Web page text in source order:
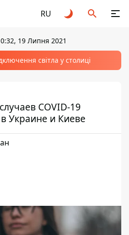
RU
19 Липня 2021
світла у столиці
COVID-19
Украине и Киеве